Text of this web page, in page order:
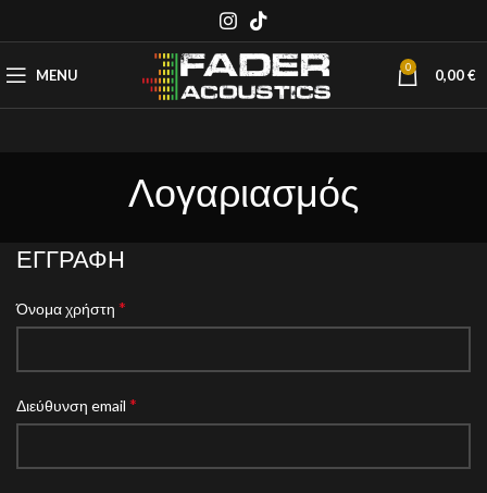
MENU 0 0,00€
Λογαριασμός
ΕΓΓΡΑΦΉ
Όνομα χρήστη *
Διεύθυνση email *